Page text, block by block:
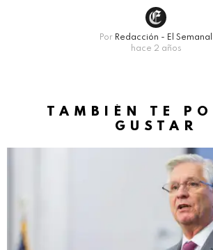
Por Redacción - El Semanal
hace 2 años
TAMBIÉN TE
GUSTAR